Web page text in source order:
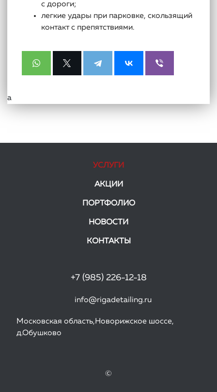
с дороги;
легкие удары при парковке, скользящий
контакт с препятствиями.
а
УСЛУГИ
АКЦИИ
ПОРТФОЛИО
НОВОСТИ
КОНТАКТЫ
+7 (985) 226-12-18
info@rigadetailing.ru
Московская область,Новорижское шоссе,
д.Обушково
©